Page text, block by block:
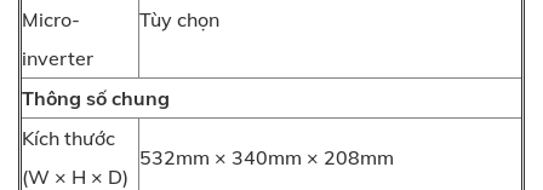
Micro-
inverter
Tùy chọn
Thông số chung
Kích thước
(W × H × D)
532mm × 340mm × 208mm